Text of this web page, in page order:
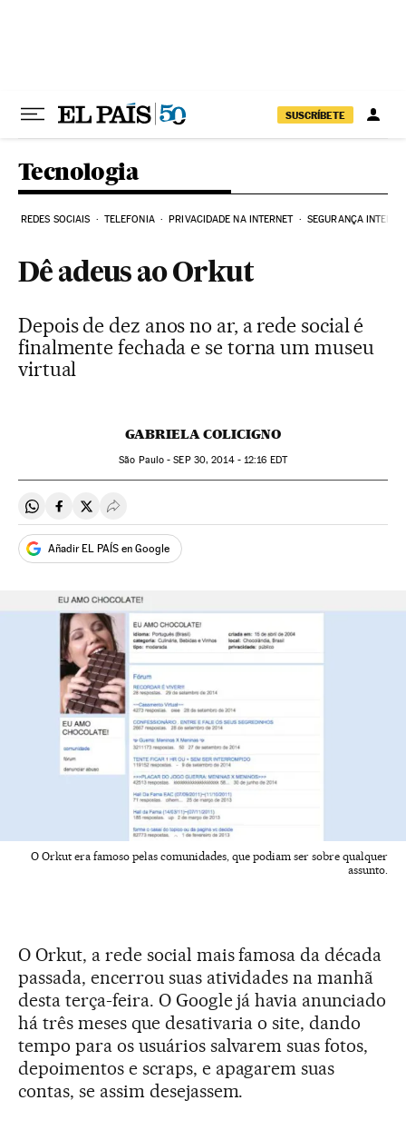
SUSCRÍBETE
Tecnologia
REDES SOCIAIS TELEFONIA PRIVACIDADE NA INTERNET SEGURANÇA
Dê adeus ao Orkut
Depois de dez anos no ar, a rede social é
finalmente fechada e se torna um museu
virtual
GABRIELA COLICIGNO
São Paulo -SEP30, 2014 - 12:16 EDT
Compartir en Whatsapp
Compartir en Facebook
Compartir en Twitter
Desplegar Redes Sociales
Añadir EL PAÍS en Google
O Orkut era famoso pelas comunidades, que podiam ser sobre qualquer
assunto.
O Orkut, a rede social mais famosa da década
passada, encerrou suas atividades na manhã
desta terça-feira. O Google já havia anunciado
há três meses que desativaria o site, dando
tempo para os usuários salvarem suas fotos,
depoimentos e scraps, e apagarem suas
contas, se assim desejassem.